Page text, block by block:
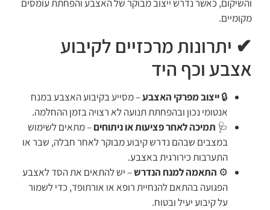
והשיקום, כאשר נדרש ייצוב מבוקר של האצבע והפחתת עומסים
מקומיים.
✔ יתרונות מרכזיים לקיבוע
אצבע וכף היד
🔒ייצוב מפרקי האצבע– מסייע בקיבוע האצבע במנח
אנטומי נכון ובהפחתת תנועה לא רצויה בזמן ההחלמה.
🩺 תמיכה לאחר פציעות או ניתוחים– מתאים לשימוש
במצבים שבהם נדרש קיבוע מבוקר לאחר חבלה, שבר או
התערבות כירורגית באצבע.
⚙️ התאמה למנח הנדרש– יש להתאים את הסד לאצבע
הפגועה בהתאם להנחיית רופא או אורתופד, כדי לשמור
על קיבוע יעיל ובטוח.